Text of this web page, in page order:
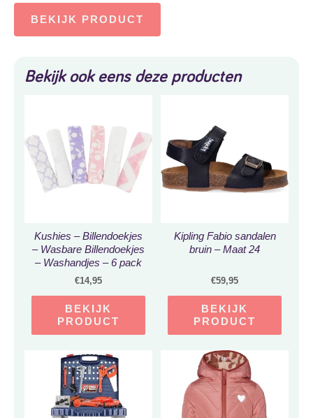
BEKIJK PRODUCT
Bekijk ook eens deze producten
Kushies – Billendoekjes
– Wasbare Billendoekjes
– Washandjes – 6 pack
– Roze / Wit / Paars –
€14,95
BEKIJK
PRODUCT
Kipling Fabio sandalen
bruin – Maat 24
€59,95
BEKIJK
PRODUCT